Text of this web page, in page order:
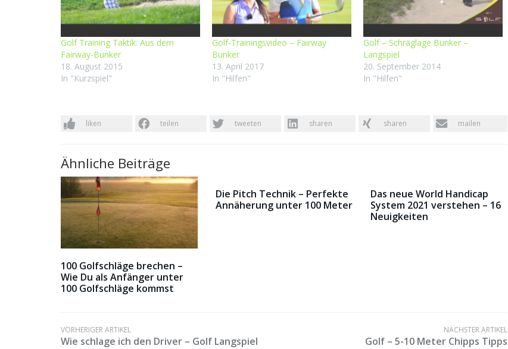
Golf Training Taktik: Aus dem
Fairway-Bunker
18. August 2015
In "Kurzspiel"
Golf-Trainingsvideo – Fairway
Bunker
13. April 2017
In "Hilfen"
Golf – Schräglage Bunker –
Langspiel
20. September 2014
In "Hilfen"
liken teilen tweeten sharen sharen mailen
Ähnliche Beiträge
100 Golfschläge brechen –
Wie Du als Anfänger unter
100 Golfschläge kommst
Die Pitch Technik – Perfekte
Annäherung unter 100 Meter
Das neue World Handicap
System 2021 verstehen – 16
Neuigkeiten
VORHERIGER ARTIKEL
Wie schlage ich den Driver – Golf Langspiel
NÄCHSTER ARTIKEL
Golf – 5-10 Meter Chipps Tipps